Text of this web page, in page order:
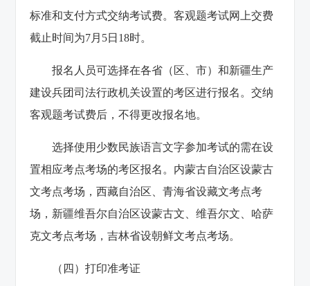
标准和支付方式交纳考试费。客观题考试网上交费
截止时间为7月5日18时。
报名人员可选择在各省（区、市）和新疆生产
建设兵团司法行政机关设置的考区进行报名。交纳
客观题考试费后，不得更改报名地。
选择使用少数民族语言文字参加考试的需在设
置相应考点考场的考区报名。内蒙古自治区设蒙古
文考点考场，西藏自治区、青海省设藏文考点考
场，新疆维吾尔自治区设蒙古文、维吾尔文、哈萨
克文考点考场，吉林省设朝鲜文考点考场。
（四）打印准考证